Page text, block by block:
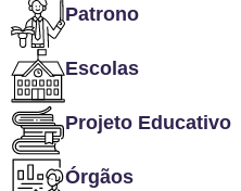
Patrono
Escolas
Projeto Educativo
Órgãos